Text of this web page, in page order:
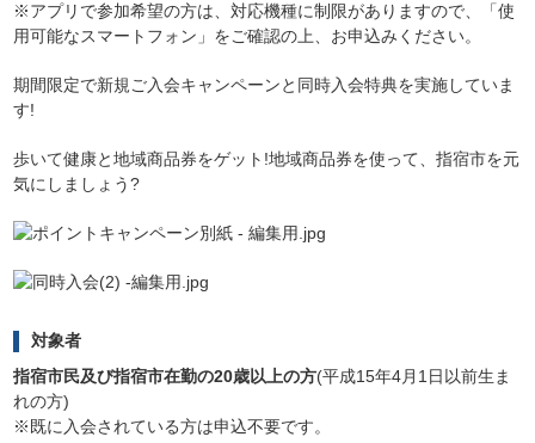
※アプリで参加希望の方は、対応機種に制限がありますので、「使
用可能なスマートフォン」をご確認の上、お申込みください。
期間限定で新規ご入会キャンペーンと同時入会特典を実施していま
す!
歩いて健康と地域商品券をゲット!地域商品券を使って、指宿市を元
気にしましょう?
対象者
指宿市民及び指宿市在勤の20歳以上の方(平成15年4月1日以前生ま
れの方)
※既に入会されている方は申込不要です。